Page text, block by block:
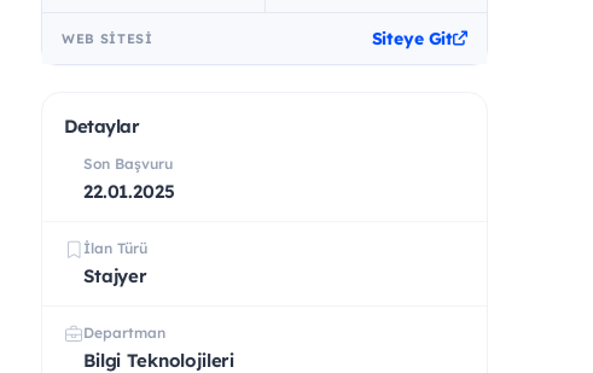
WEB SITESI Siteye Git
Detaylar
Son Başvuru
22.01.2025
İlan Türü
Stajyer
Departman
Bilgi Teknolojileri